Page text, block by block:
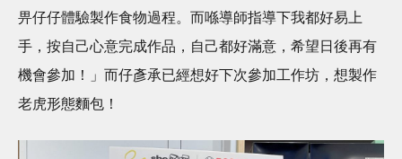
畀仔仔體驗製作食物過程。而喺導師指導下我都好易上
手，按自己心意完成作品，自己都好滿意，希望日後再有
機會參加！」而仔彥承已經想好下次參加工作坊，想製作
老虎形態麵包！